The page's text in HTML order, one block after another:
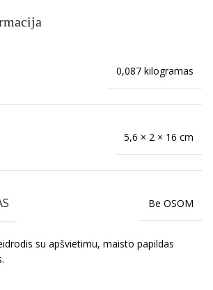
0,087 kilogramas
5,6 × 2 × 16 cm
Be OSOM
su apšvietimu, maisto papildas